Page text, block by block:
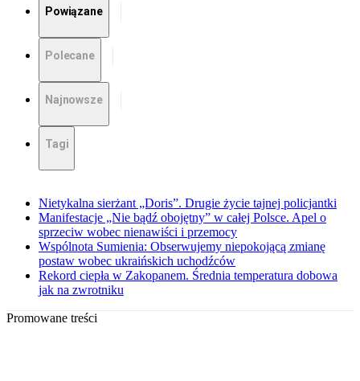
Powiązane
Polecane
Najnowsze
Tagi
Nietykalna sierżant „Doris”. Drugie życie tajnej policjantki
Manifestacje „Nie bądź obojętny” w całej Polsce. Apel o
sprzeciw wobec nienawiści i przemocy
Wspólnota Sumienia: Obserwujemy niepokojącą zmianę
postaw wobec ukraińskich uchodźców
Rekord ciepła w Zakopanem. Średnia temperatura dobowa
jak na zwrotniku
Promowane treści